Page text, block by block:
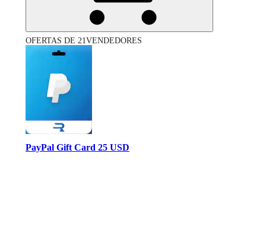
OFERTAS DE 21VENDEDORES
PayPal Gift Card 25 USD